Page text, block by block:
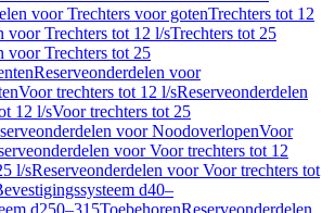
voor Trechters voor gotenTrechters tot 12
voor Trechters tot 12 l/sTrechters tot 25
voor Trechters tot 25
Reserveonderdelen voor
Voor trechters tot 12 l/sReserveonderdelen
12 l/sVoor trechters tot 25
voor NoodoverlopenVoor
voor Voor trechters tot 12
l/sReserveonderdelen voor Voor trechters tot
d40–
d250–315ToebehorenReserveonderdelen